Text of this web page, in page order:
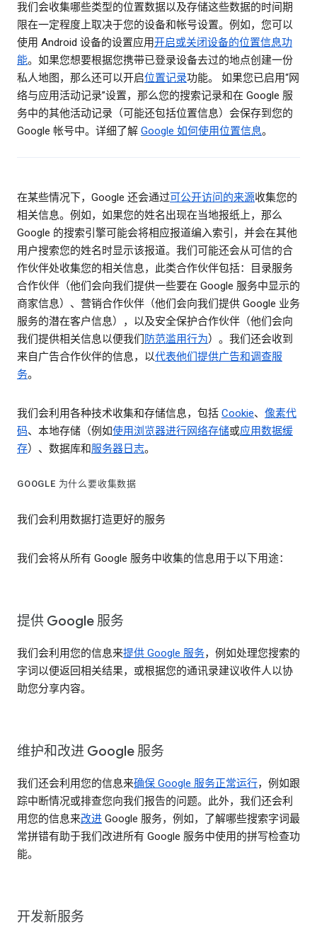
我们会收集哪些类型的位置数据以及存储这些数据的时间期
限在一定程度上取决于您的设备和帐号设置。例如，您可以
使用 Android 设备的设置应用开启或关闭设备的位置信息功
能。如果您想要根据您携带已登录设备去过的地点创建一份
私人地图，那么还可以开启位置记录功能。 如果您已启用“网
络与应用活动记录”设置，那么您的搜索记录和在 Google 服
务中的其他活动记录（可能还包括位置信息）会保存到您的
Google 帐号中。详细了解 Google 如何使用位置信息。
在某些情况下，Google 还会通过可公开访问的来源收集您的
相关信息。例如，如果您的姓名出现在当地报纸上，那么
Google 的搜索引擎可能会将相应报道编入索引，并会在其他
用户搜索您的姓名时显示该报道。我们可能还会从可信的合
作伙伴处收集您的相关信息，此类合作伙伴包括：目录服务
合作伙伴（他们会向我们提供一些要在 Google 服务中显示的
商家信息）、营销合作伙伴（他们会向我们提供 Google 业务
服务的潜在客户信息），以及安全保护合作伙伴（他们会向
我们提供相关信息以便我们 防范滥用行为）。我们还会收到
来自广告合作伙伴的信息，以代表他们提供广告和调查服
务。
我们会利用各种技术收集和存储信息，包括 Cookie、 像素代
码、本地存储（例如使用浏览器进行网络存储或应用数据缓
存）、数据库和服务器日志。
GOOGLE 为什么要收集数据
我们会利用数据打造更好的服务
我们会将从所有 Google 服务中收集的信息用于以下用途：
提供 Google 服务
我们会利用您的信息来提供 Google 服务，例如处理您搜索的
字词以便返回相关结果，或根据您的通讯录建议收件人以协
助您分享内容。
维护和改进 Google 服务
我们还会利用您的信息来确保 Google 服务正常运行，例如跟
踪中断情况或排查您向我们报告的问题。此外，我们还会利
用您的信息来改进 Google 服务，例如，了解哪些搜索字词最
常拼错有助于我们改进所有 Google 服务中使用的拼写检查功
能。
开发新服务